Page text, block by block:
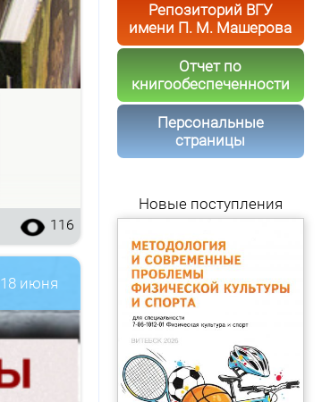
116
18 июня
Репозиторий ВГУ
имени П. М. Машерова
Отчет по
книгообеспеченности
Персональные
страницы
Новые поступления